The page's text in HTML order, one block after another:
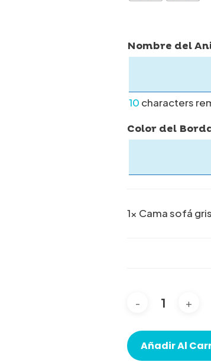
Nombre del
10 characters
Color del
1× Cama sofá
Añadir Al